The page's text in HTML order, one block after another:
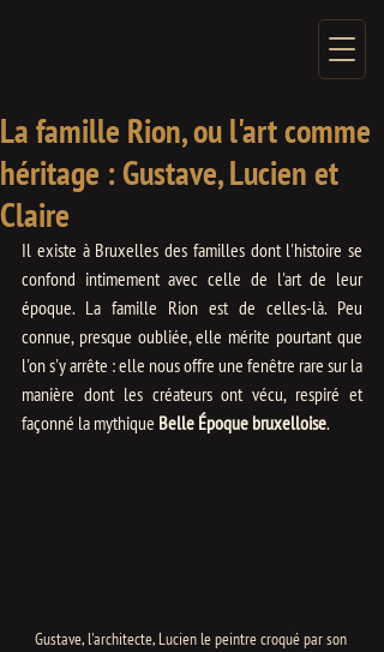
La famille Rion, ou l'art comme
héritage : Gustave, Lucien et
Claire
Il existe à Bruxelles des familles dont l'histoire se
confond intimement avec celle de l'art de leur
époque. La famille Rion est de celles-là. Peu
connue, presque oubliée, elle mérite pourtant que
l'on s'y arrête : elle nous offre une fenêtre rare sur la
manière dont les créateurs ont vécu, respiré et
façonné la mythique Belle Époque bruxelloise.
Gustave, l'architecte, Lucien le peintre croqué par son